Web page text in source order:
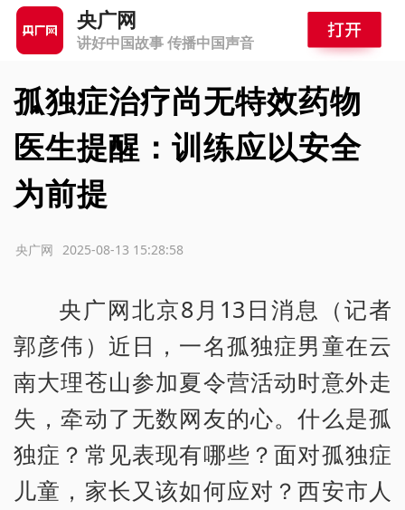
央广网
讲好中国故事 传播中国声音
孤独症治疗尚无特效药物
医生提醒：训练应以安全
为前提
2025-08-13 15:28:58
央广网
央广网北京8月13日消息（记者
郭彦伟）近日，一名孤独症男童在云
南大理苍山参加夏令营活动时意外走
失，牵动了无数网友的心。什么是孤
独症？常见表现有哪些？面对孤独症
儿童，家长又该如何应对？西安市人